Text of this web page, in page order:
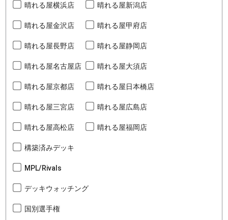
晴れる屋横浜店 晴れる屋新潟店
晴れる屋金沢店 晴れる屋甲府店
晴れる屋長野店 晴れる屋静岡店
晴れる屋名古屋店 晴れる屋大須店
晴れる屋京都店 晴れる屋日本橋店
晴れる屋三宮店 晴れる屋広島店
晴れる屋高松店 晴れる屋福岡店
構築済みデッキ
MPL/Rivals
デッキウォッチング
国別選手権